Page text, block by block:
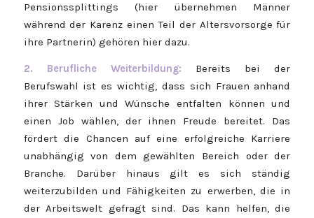
Pensionssplittings (hier übernehmen Männer
während der Karenz einen Teil der Altersvorsorge für
ihre Partnerin) gehören hier dazu.
2. Berufliche Weiterbildung: Bereits bei der
Berufswahl ist es wichtig, dass sich Frauen anhand
ihrer Stärken und Wünsche entfalten können und
einen Job wählen, der ihnen Freude bereitet. Das
fördert die Chancen auf eine erfolgreiche Karriere
unabhängig von dem gewählten Bereich oder der
Branche. Darüber hinaus gilt es sich ständig
weiterzubilden und Fähigkeiten zu erwerben, die in
der Arbeitswelt gefragt sind. Das kann helfen, die